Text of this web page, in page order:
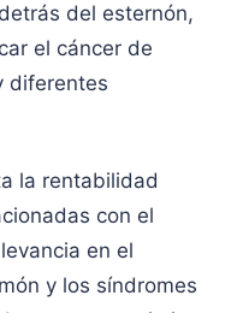
del esternón,
el cáncer de
diferentes
la rentabilidad
con el
en el
y los síndromes